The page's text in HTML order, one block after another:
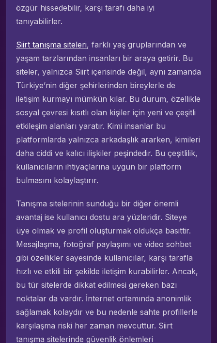
özgür hissedebilir, karşı tarafı daha iyi
tanıyabilirler.
Siirt tanışma siteleri, farklı yaş gruplarından ve
yaşam tarzlarından insanları bir araya getirir. Bu
siteler, yalnızca Siirt içerisinde değil, aynı zamanda
Türkiye’nin diğer şehirlerinden bireylerle de
iletişim kurmayı mümkün kılar. Bu durum, özellikle
sosyal çevresi kısıtlı olan kişiler için yeni ve çeşitli
etkileşim alanları yaratır. Kimi insanlar bu
platformlarda yalnızca arkadaşlık ararken, kimileri
daha ciddi ve kalıcı ilişkiler peşindedir. Bu çeşitlilik,
kullanıcıların ihtiyaçlarına uygun bir platform
bulmasını kolaylaştırır.
Tanışma sitelerinin sunduğu bir diğer önemli
avantaj ise kullanıcı dostu ara yüzleridir. Siteye
üye olmak ve profil oluşturmak oldukça basittir.
Mesajlaşma, fotoğraf paylaşımı ve video sohbet
gibi özellikler sayesinde kullanıcılar, karşı tarafla
hızlı ve etkili bir şekilde iletişim kurabilirler. Ancak,
bu tür sitelerde dikkat edilmesi gereken bazı
noktalar da vardır. İnternet ortamında anonimlik
sağlamak kolaydır ve bu nedenle sahte profillerle
karşılaşma riski her zaman mevcuttur. Siirt
tanışma sitelerinde güvenlik önlemleri